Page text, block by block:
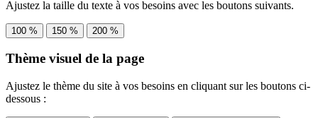
Ajustez la taille du texte à vos besoins avec les boutons suivants.
100 % 150 % 200 %
Thème visuel de la page
Ajustez le thème du site à vos besoins en cliquant sur les boutons ci-
dessous :